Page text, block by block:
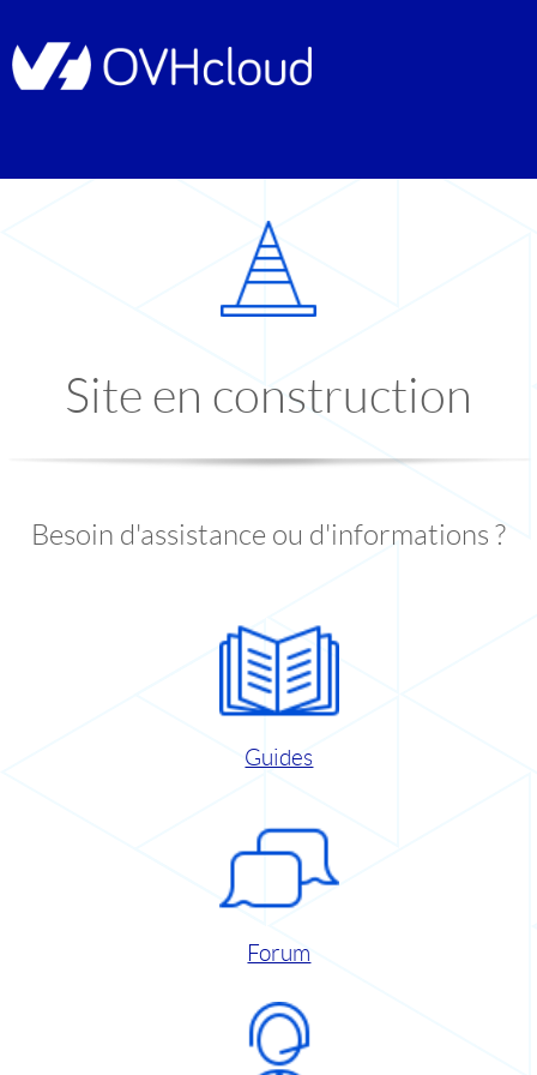
Site en construction
Besoin d'assistance ou d'informations ?
Guides
Forum